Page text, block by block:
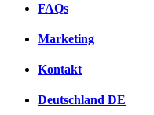
FAQs
Marketing
Kontakt
Deutschland DE